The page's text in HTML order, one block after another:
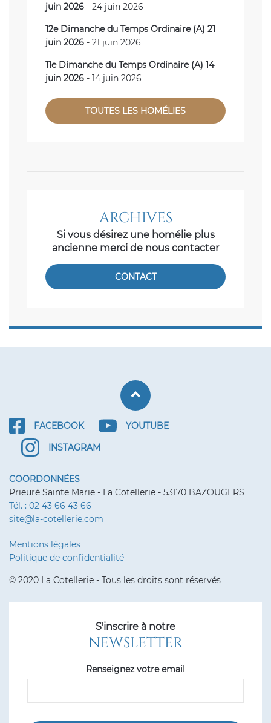
juin 2026 - 24 juin 2026
12e Dimanche du Temps Ordinaire (A) 21
juin 2026 - 21 juin 2026
11e Dimanche du Temps Ordinaire (A) 14
juin 2026 - 14 juin 2026
TOUTES LES HOMÉLIES
ARCHIVES
Si vous désirez une homélie plus
ancienne merci de nous contacter
CONTACT
Retour haut de
FACEBOOK
YOUTUBE
INSTAGRAM
COORDONNÉES
Prieuré Sainte Marie - La Cotellerie - 53170 BAZOUGERS
Tél. : 02 43 66 43 66
site@la-cotellerie.com
Mentions légales
Politique de confidentialité
© 2020 La Cotellerie - Tous les droits sont réservés
S'inscrire à notre
NEWSLETTER
Renseignez votre email